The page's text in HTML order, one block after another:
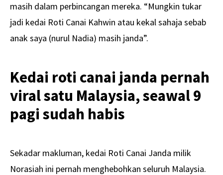
masih dalam perbincangan mereka. “Mungkin tukar
jadi kedai Roti Canai Kahwin atau kekal sahaja sebab
anak saya (nurul Nadia) masih janda”.
Kedai roti canai janda pernah
viral satu Malaysia, seawal 9
pagi sudah habis
Sekadar makluman, kedai Roti Canai Janda milik
Norasiah ini pernah menghebohkan seluruh Malaysia.